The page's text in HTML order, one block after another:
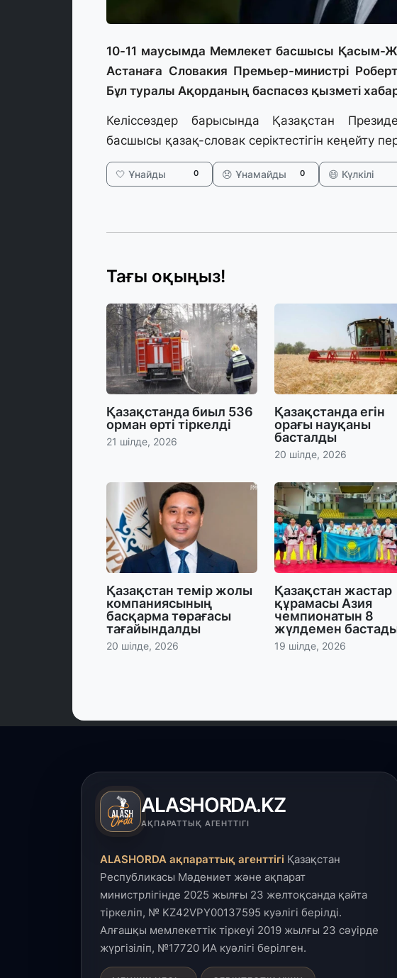
10-11 маусымда Мемлекет басшысы Қасым-
Астанаға Словакия Премьер-министрі
Бұл туралы Ақорданың баспасөз қызметі
Келіссөздер барысында Қазақстан
басшысы қазақ-словак серіктестігін кеңейту
🤍 Ұнайды 0 😞 Ұнамайды 0 😄 Күлкілі
Тағы оқыңыз!
Қазақстанда биыл 536
орман өрті тіркелді
21 шілде, 2026
Қазақстанда егін
орағы науқаны
басталды
20 шілде, 2026
Қазақстан темір жолы
компаниясының
басқарма төрағасы
тағайындалды
20 шілде, 2026
Қазақстан жастар
құрамасы Азия
чемпионатын 8
жүлдемен
19 шілде, 2026
ALASHORDA.KZ
АҚПАРАТТЫҚ АГЕНТТІГІ
ALASHORDA ақпараттық агенттігі Қазақстан
Республикасы Мәдениет және ақпарат
министрлігінде 2025 жылғы 23 желтоқсанда қайта
тіркеліп, № KZ42VPY00137595 куәлігі берілді.
Алғашқы мемлекеттік тіркеуі 2019 жылғы 23 сәуірде
жүргізіліп, №17720 ИА куәлігі берілген.